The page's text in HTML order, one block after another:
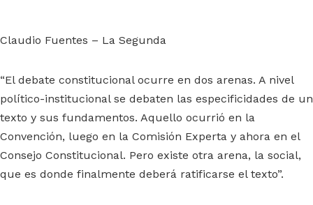
Claudio Fuentes – La Segunda
“El debate constitucional ocurre en dos arenas. A nivel
político-institucional se debaten las especificidades de un
texto y sus fundamentos. Aquello ocurrió en la
Convención, luego en la Comisión Experta y ahora en el
Consejo Constitucional. Pero existe otra arena, la social,
que es donde finalmente deberá ratificarse el texto”.